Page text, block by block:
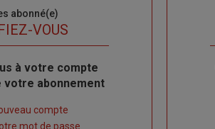
abonné(e)
VOUS
à votre compte
abonnement
compte
mot de passe